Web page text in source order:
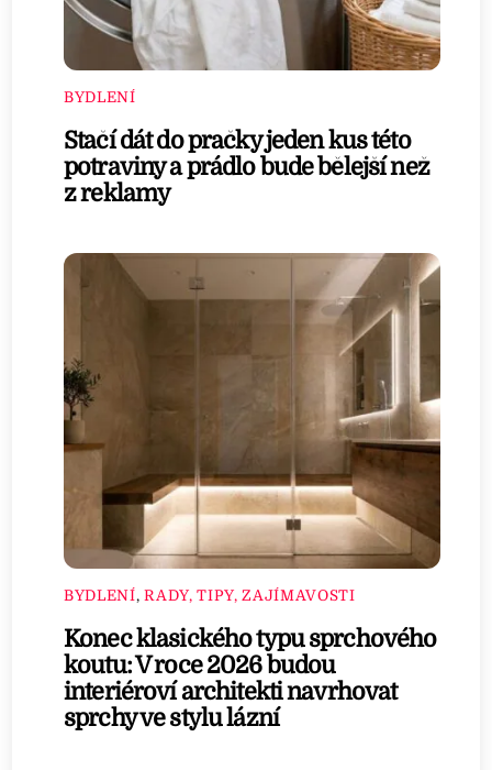
BYDLENÍ
Stačí dát do pračky jeden kus této
potraviny a prádlo bude bělejší než
z reklamy
BYDLENÍ,RADY, TIPY, ZAJÍMAVOSTI
Konec klasického typu sprchového
koutu: V roce 2026 budou
interiéroví architekti navrhovat
sprchy ve stylu lázní